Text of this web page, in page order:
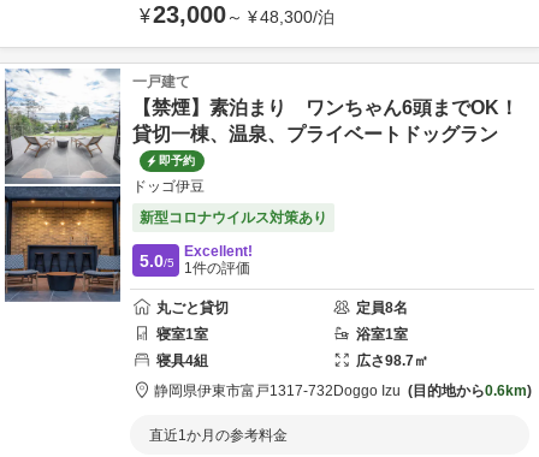
¥23,000～ ¥48,300/泊
一戸建て
【禁煙】素泊まり ワンちゃん6頭までOK！
貸切一棟、温泉、プライベートドッグラン
即予約
ドッゴ伊豆
新型コロナウイルス対策あり
5.0/5
Excellent!
1件の評価
丸ごと貸切 定員8名
寝室1室 浴室1室
寝具4組 広さ98.7㎡
静岡県伊東市富戸1317-732 Doggo Izu 目的地から0.6km
直近1か月の参考料金